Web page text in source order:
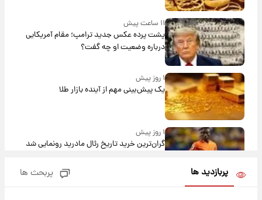
۱۱ ساعت پیش
پشت پرده عکس جدید ترامپ؛ مقام آمریکایی
درباره وضعیت او چه گفت؟
۱ روز پیش
یک پیش‌بینی مهم از آینده بازار طلا
۱ روز پیش
گران‌ترین خرید تاریخ رئال مادرید رونمایی شد
پربازدید ها پربحث ها